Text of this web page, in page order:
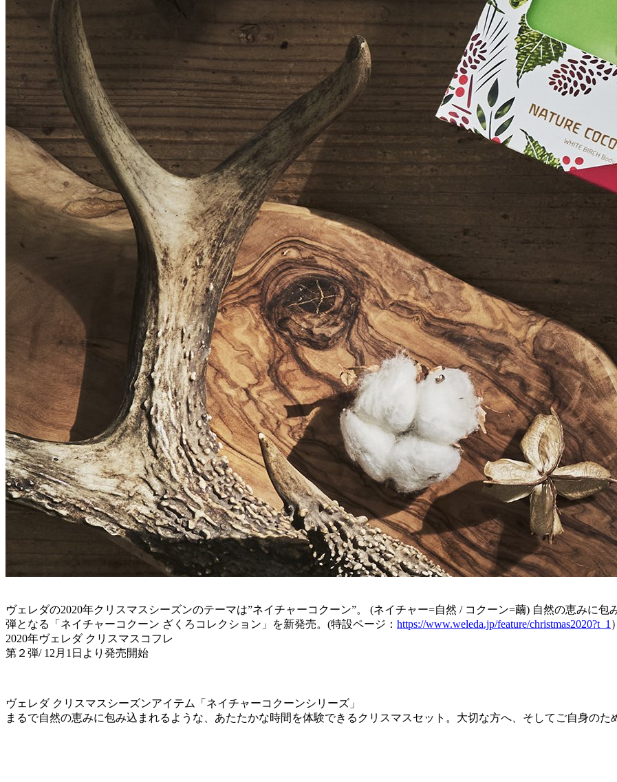
ヴェレダの2020年クリスマスシーズンのテーマは”ネイチャーコクーン”。 (ネイチャー=自然 / コクーン=繭) 自然の恵みに
弾となる「ネイチャーコクーン ざくろコレクション」を新発売。(特設ページ： https://www.weleda.jp/feature/christmas2020?t_1 ）
2020年ヴェレダ クリスマスコフレ
第２弾/ 12月1日より発売開始
ヴェレダ クリスマスシーズンアイテム「ネイチャーコクーンシリーズ」
まるで自然の恵みに包み込まれるような、あたたかな時間を体験できるクリスマスセット。大切な方へ、そしてご自身のた